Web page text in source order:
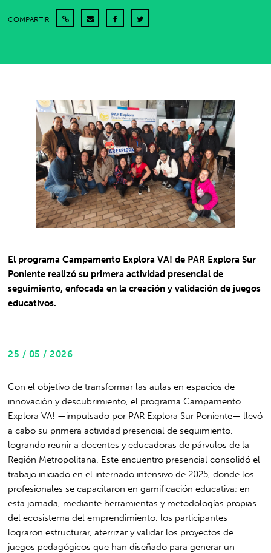
COMPARTIR
El programa Campamento Explora VA! de PAR Explora Sur
Poniente realizó su primera actividad presencial de
seguimiento, enfocada en la creación y validación de juegos
educativos.
25 / 05 / 2026
Con el objetivo de transformar las aulas en espacios de
innovación y descubrimiento, el programa Campamento
Explora VA! —impulsado por PAR Explora Sur Poniente— llevó
a cabo su primera actividad presencial de seguimiento,
logrando reunir a docentes y educadoras de párvulos de la
Región Metropolitana. Este encuentro presencial consolidó el
trabajo iniciado en el internado intensivo de 2025, donde los
profesionales se capacitaron en gamificación educativa; en
esta jornada, mediante herramientas y metodologías propias
del ecosistema del emprendimiento, los participantes
lograron estructurar, aterrizar y validar los proyectos de
juegos pedagógicos que han diseñado para generar un